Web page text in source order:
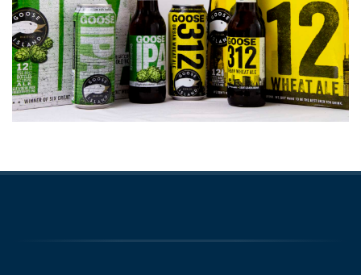
Hoegaarden
Ganadora del World Beer Cup 2018, uno de...
Goose Beer Island